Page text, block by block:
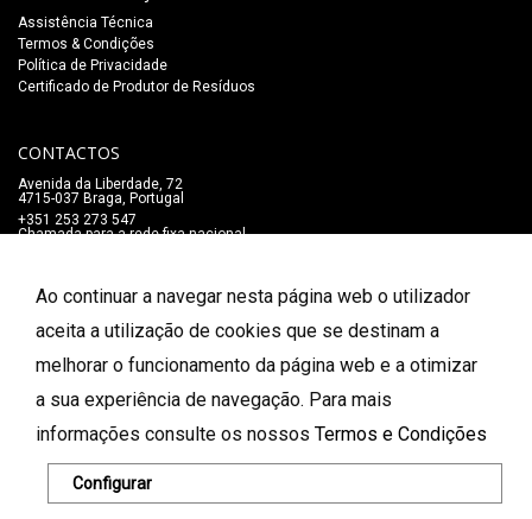
Ao continuar a navegar nesta página web o utilizador
aceita a utilização de cookies que se destinam a
melhorar o funcionamento da página web e a otimizar
a sua experiência de navegação. Para mais
informações consulte os nossos Termos e Condições
Configurar
Assistência Técnica
Termos & Condições
Política de Privacidade
Certificado de Produtor de Resíduos
CONTACTOS
Avenida da Liberdade, 72
4715-037 Braga, Portugal
+351 253 273 547
Chamada para a rede fixa nacional
FORMAS DE PAGAMENTO
© 2026 Salão Mozart. Todos os direitos reservados.